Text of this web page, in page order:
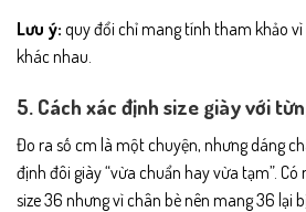
Lưu ý: quy đổi chỉ mang tính tham khảo
khác nhau.
5. Cách xác định size giày với
Đo ra số cm là một chuyện, nhưng dáng
định đôi giày “vừa chuẩn hay vừa tạm”.
size 36 nhưng vì chân bè nên mang 36 lại